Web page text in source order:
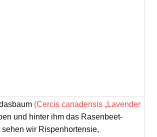
(Cercis canadensis „Lavender
und hinter ihm das Rasenbeet-
sehen wir Rispenhortensie,